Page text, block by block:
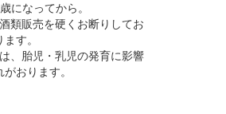
になってから。
類販売を硬くお断りしてお
ます。
、胎児・乳児の発育に影響
おります。